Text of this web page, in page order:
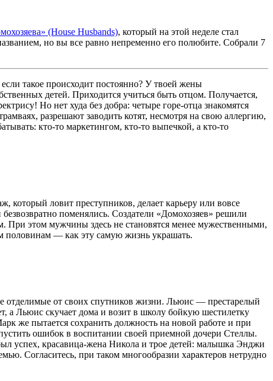
(House Husbands), который на этой неделе стал
но вы все равно непременно его полюбите. Собрали 7
такое происходит постоянно? У твоей жены
детей. Приходится учиться быть отцом. Получается,
Но нет худа без добра: четыре горе-отца знакомятся
разрешают заводить котят, несмотря на свою аллергию,
кто-то маркетингом, кто-то выпечкой, а кто-то
ловит преступников, делает карьеру или вовсе
поменялись. Создатели «Домохозяев» решили
При этом мужчины здесь не становятся менее мужественными,
половинам — как эту самую жизнь украшать.
отделимые от своих спутников жизни. Льюис — престарелый
а Льюис скучает дома и возит в школу бойкую шестилетку
же пытается сохранить должность на новой работе и при
ошибок в воспитании своей приемной дочери Стеллы.
успех, красавица-жена Никола и трое детей: малышка Энджи
Согласитесь, при таком многообразии характеров нетрудно